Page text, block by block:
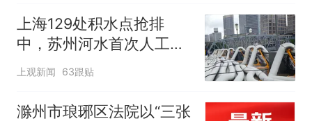
上海129处积水点抢排
中，苏州河水首次人工翻
泄至黄浦江
上观新闻 63跟贴
滁州市琅琊区法院以“三张